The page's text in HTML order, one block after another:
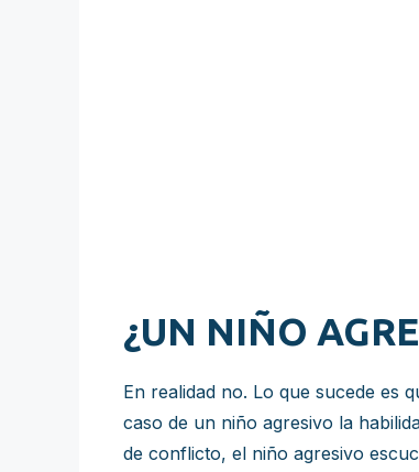
¿UN NIÑO
En realidad no. Lo que sucede es
caso de un niño agresivo la
de conflicto, el niño agresivo